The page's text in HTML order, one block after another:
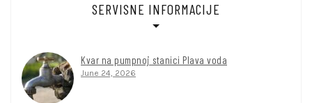
SERVISNE INFORMACIJE
Kvar na pumpnoj stanici Plava voda
June 24, 2026